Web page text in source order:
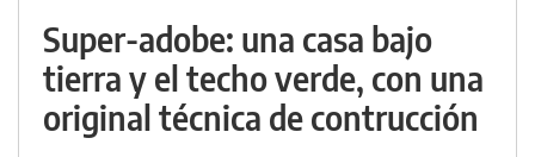
Super-adobe: una casa bajo
tierra y el techo verde, con una
original técnica de contrucción